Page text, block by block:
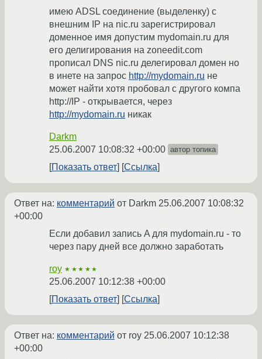
имею ADSL соединение (выделенку) с
внешним IP на nic.ru зарегистрировал
доменное имя допустим mydomain.ru для
его делигирования на zoneedit.com
прописал DNS nic.ru делегировал домен но
в инете на запрос http://mydomain.ru не
может найти хотя пробовал с другого компа
http://IP - открывается, через
http://mydomain.ru никак
Darkm
25.06.2007 10:08:32 +00:00 автор топика
Показать ответ Ссылка
Ответ на: комментарий от Darkm 25.06.2007 10:08:32
+00:00
Если добавил запись A для mydomain.ru - то
через пару дней все должно заработать
roy ★★★★★
25.06.2007 10:12:38 +00:00
Показать ответ
Ссылка
Ответ на: комментарий от roy 25.06.2007 10:12:38
+00:00